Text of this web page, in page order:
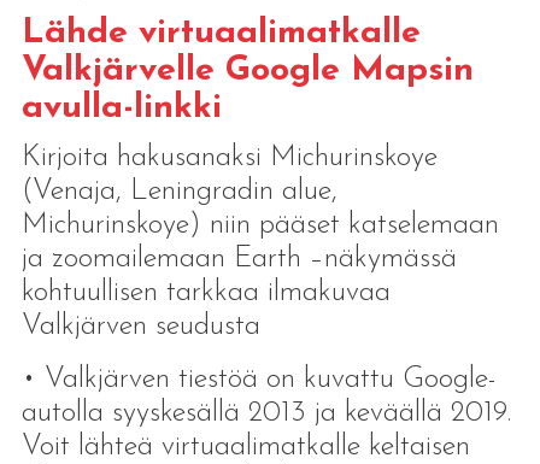
Lähde virtuaalimatkalle
Valkjärvelle Google Mapsin
avulla-linkki
Kirjoita hakusanaksi Michurinskoye
(Venaja, Leningradin alue,
Michurinskoye) niin pääset katselemaan
ja zoomailemaan Earth –näkymässä
kohtuullisen tarkkaa ilmakuvaa
Valkjärven seudusta
• Valkjärven tiestöä on kuvattu Google-
autolla syyskesällä 2013 ja keväällä 2019.
Voit lähteä virtuaalimatkalle keltaisen